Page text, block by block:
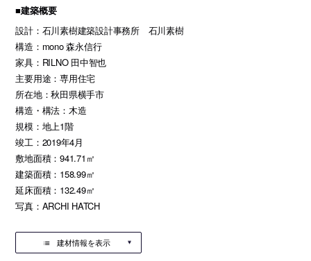
■建築概要
設計：石川素樹建築設計事務所 石川素樹
構造：mono 森永信行
家具：RILNO 田中智也
主要用途：専用住宅
所在地：秋田県横手市
構造・構法：木造
規模：地上1階
竣工：2019年4月
敷地面積：941.71㎡
建築面積：158.99㎡
延床面積：132.49㎡
写真：ARCHI HATCH
建材情報を表示